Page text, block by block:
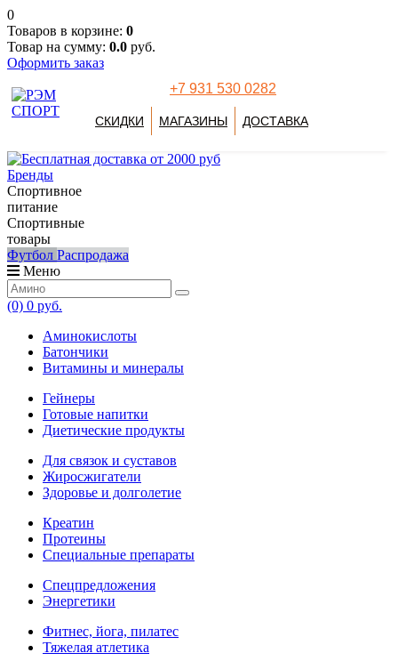
0
Товаров в корзине: 0
Товар на сумму: 0.0 руб.
Оформить заказ
+7 931 530 0282
СКИДКИ МАГАЗИНЫ ДОСТАВКА
Бренды
Спортивное
питание
Спортивные
товары
Футбол Распродажа
Меню
(0) 0 руб.
Аминокислоты
Батончики
Витамины и минералы
Гейнеры
Готовые напитки
Диетические продукты
Для связок и суставов
Жиросжигатели
Здоровье и долголетие
Креатин
Протеины
Специальные препараты
Спецпредложения
Энергетики
Фитнес, йога, пилатес
Тяжелая атлетика